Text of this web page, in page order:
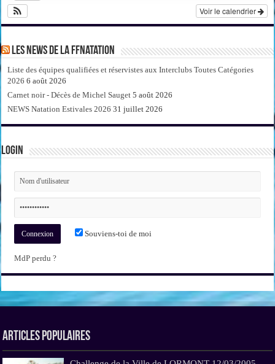
Voir le calendrier
Les news de la FFNatation
Liste des équipes qualifiées et réservistes aux Interclubs Toutes Catégories
2026 6 août 2026
Carnet noir - Décès de Michel Sauget 5 août 2026
NEWS Natation Estivales 2026 31 juillet 2026
Login
Souviens-toi de moi
MdP perdu ?
Articles Populaires